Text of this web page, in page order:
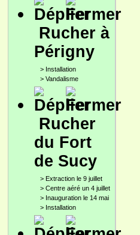
Rucher à
Périgny
> Installation
> Vandalisme
Rucher
du Fort
de Sucy
> Extraction le 9 juillet
> Centre aéré un 4 juillet
> Inauguration le 14 mai
> Installation